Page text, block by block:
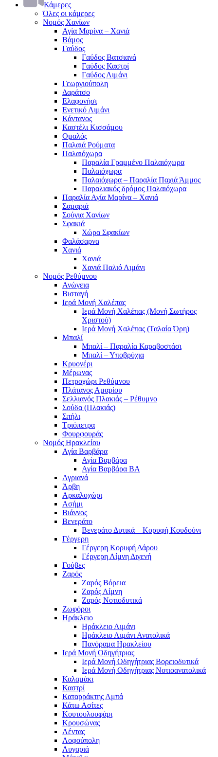
Κάμερες
Όλες οι κάμερες
Νομός Χανίων
Αγία Μαρίνα – Χανιά
Βάμος
Γαύδος
Γαύδος Βατσιανά
Γαύδος Καστρί
Γαύδος Λιμάνι
Γεωργιούπολη
Δαράτσο
Ελαφονήσι
Ενετικό Λιμάνι
Κάντανος
Καστέλι Κισσάμου
Ομαλός
Παλαιά Ρούματα
Παλαιόχωρα
Παραλία Γραμμένο Παλαιόχωρα
Παλαιόχωρα
Παλαιόχωρα – Παραλία Παχιά Άμμος
Παραλιακός δρόμος Παλαιόχωρα
Παραλία Αγία Μαρίνα – Χανιά
Σαμαριά
Σούγια Χανίων
Σφακιά
Χώρα Σφακίων
Φαλάσαρνα
Χανιά
Χανιά
Χανιά Παλιό Λιμάνι
Νομός Ρεθύμνου
Ανώγεια
Βισταγή
Ιερά Μονή Χαλέπας
Ιερά Μονή Χαλέπας (Μονή Σωτήρος
Χριστού)
Ιερά Μονή Χαλέπας (Ταλαία Όρη)
Μπαλί
Μπαλί – Παραλία Καραβοστάσι
Μπαλί – Υποβρύχια
Κρυονέρι
Μέρωνας
Πετροχώρι Ρεθύμνου
Πλάτανος Αμαρίου
Σελλιανός Πλακιάς – Ρέθυμνο
Σούδα (Πλακιάς)
Σπήλι
Τριόπετρα
Φουρφουράς
Νομός Ηρακλείου
Αγία Βαρβάρα
Αγία Βαρβάρα
Αγία Βαρβάρα ΒΑ
Αγριανά
Άρβη
Αρκαλοχώρι
Ασήμι
Βιάννος
Βενεράτο
Βενεράτο Δυτικά – Κορυφή Κουδούνι
Γέργερη
Γέργερη Κορυφή Δάρου
Γέργερη Λίμνη Διγενή
Γούβες
Ζαρός
Ζαρός Βόρεια
Ζαρός Λίμνη
Ζαρός Νοτιοδυτικά
Ζωφόροι
Ηράκλειο
Ηράκλειο Λιμάνι
Ηράκλειο Λιμάνι Ανατολικά
Πανόραμα Ηρακλείου
Ιερά Μονή Οδηγήτριας
Ιερά Μονή Οδηγήτριας Βορειοδυτικά
Ιερά Μονή Οδηγήτριας Νοτιοανατολικά
Καλαμάκι
Καστρί
Καταρράκτης Αμπά
Κάτω Ασίτες
Κουτουλουφάρι
Κρουσώνας
Λέντας
Λοφούπολη
Λυγαριά